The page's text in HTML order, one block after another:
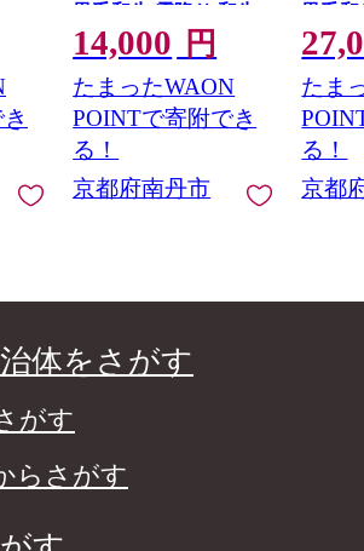
黒毛和牛 霜降り 和牛
真空パック すき焼肉
すき焼き肉 すきやき
しゃぶしゃぶ肉 お肉
牛 肉 国産 丹波産 ブラ
ンド 冷凍 京都 京都産
黒毛和牛
14,000 円
たまったWAON
POINTで寄附でき
る！
京都府南丹市
黒毛
小分
き焼肉
きや
肉 お
波産
都 京
たま
る！
京都
体をさがす
がす
らさがす